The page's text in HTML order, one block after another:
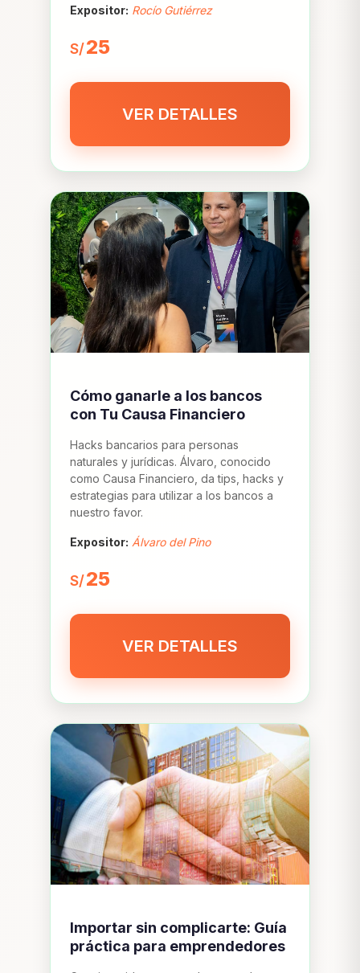
Expositor: Rocío Gutiérrez
S/25
VER DETALLES
Cómo ganarle a los bancos
con Tu Causa Financiero
Hacks bancarios para personas
naturales y jurídicas. Álvaro, conocido
como Causa Financiero, da tips, hacks y
estrategias para utilizar a los bancos a
nuestro favor.
Expositor: Álvaro del Pino
S/25
VER DETALLES
Importar sin complicarte: Guía
práctica para emprendedores